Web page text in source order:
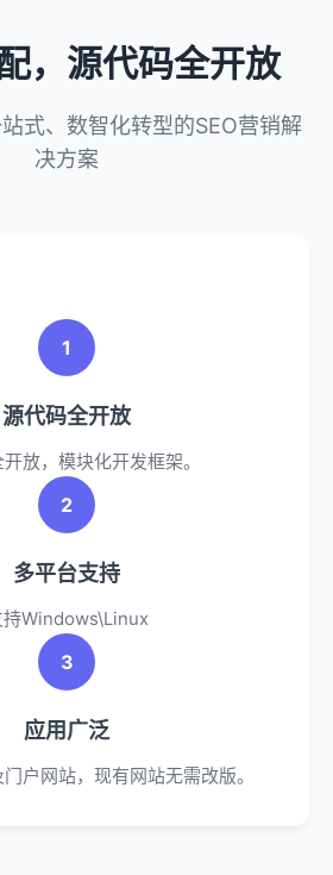
，源代码全开放
式、数智化转型的SEO营销解
决方案
1
源代码全开放
放，模块化开发框架。
2
多平台支持
持Windows\Linux
3
应用广泛
户网站，现有网站无需改版。